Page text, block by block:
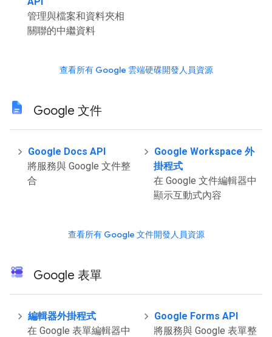
管理與檔案和資料夾相
關聯的中繼資料
查看所有 Google 雲端硬碟開發人員資源
Google 文件
Google Docs API
將服務與 Google 文件整
合
Google Workspace 外
掛程式
在 Google 文件編輯器中
顯示互動式內容
查看所有 Google 文件開發人員資源
Google 表單
編輯器外掛程式
在 Google 表單編輯器中
Google Forms API
將服務與 Google 表單整